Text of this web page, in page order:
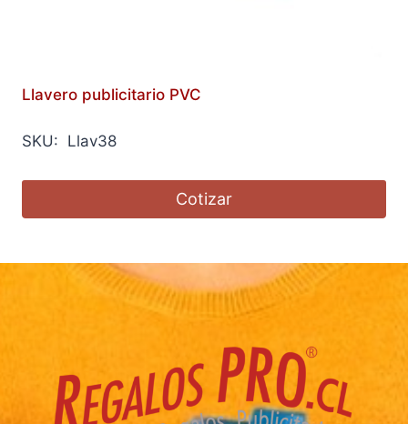
Llavero publicitario PVC
SKU: Llav38
Cotizar